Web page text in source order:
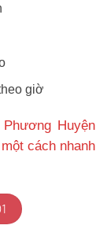
giờ
Huyện
cách nhanh